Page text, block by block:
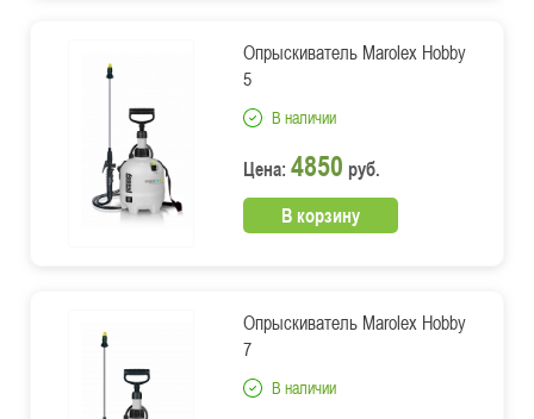
Опрыскиватель Marolex Hobby
5
В наличии
Цена: 4850 руб.
В корзину
Опрыскиватель Marolex Hobby
7
В наличии